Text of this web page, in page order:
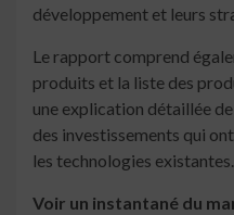
développement et leurs
Le rapport comprend
produits et la liste des
une explication détaillée
des investissements qui
les technologies existantes.
Voir un instantané du